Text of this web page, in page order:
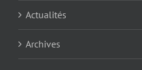
Actualités
Archives